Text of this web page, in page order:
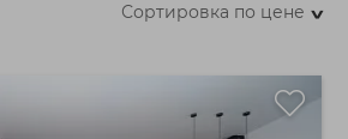
Сортировка по цене>